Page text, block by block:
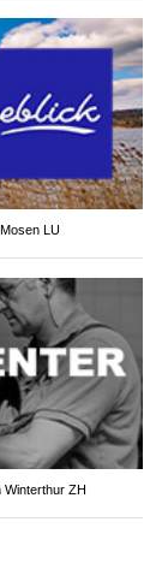
LU
Winterthur ZH